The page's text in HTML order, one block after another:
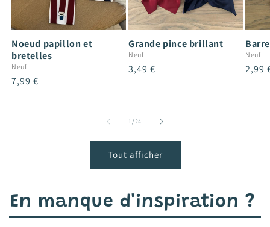
Noeud papillon et
bretelles
Neuf
Prix
7,99 €
Grande pince brillant
Neuf
Prix
3,49 €
Neuf
Prix
2,99
1/de
24
Tout afficher
En manque d'inspiration ?